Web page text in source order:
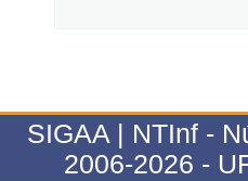
SIGAA | NTInf -
2006-2026 -